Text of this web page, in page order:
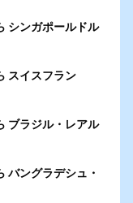
ンガポールドル
スイスフラン
ラジル・レアル
ングラデシュ・